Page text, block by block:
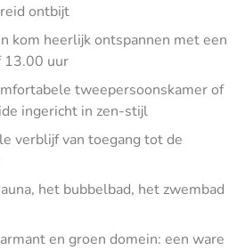
ontbijt
kom heerlijk ontspannen met een
13.00 uur
tweepersoonskamer of
ingericht in zen-stijl
verblijf van toegang tot de
het bubbelbad, het zwembad
en groen domein: een ware